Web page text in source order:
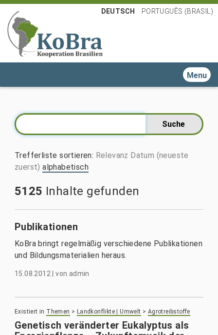
DEUTSCH PORTUGUÊS (BRASIL)
Toggle
Trefferliste sortieren: Relevanz Datum (neueste
zuerst) alphabetisch
5125 Inhalte gefunden
Publikationen
KoBra bringt regelmäßig verschiedene Publikationen
und Bildungsmaterialien heraus.
15.08.2012 |von admin
Existiert in Themen > Landkonflikte | Umwelt > Agrotreibstoffe
Genetisch veränderter Eukalyptus als